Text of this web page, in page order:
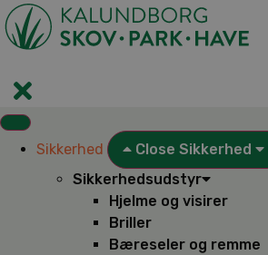
Videre
til
indhold
Sikkerhed Close Sikkerhed
Sikkerhedsudstyr
Hjelme og visirer
Briller
Bæreseler og remme